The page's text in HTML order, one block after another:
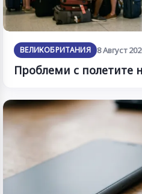
ВЕЛИКОБРИТАНИЯ 8 Август
Проблеми с полетите